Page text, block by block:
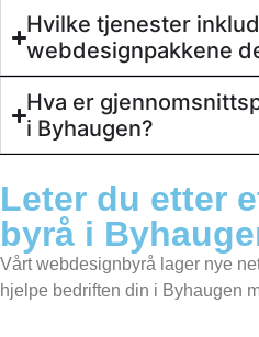
Hvilke tjenester
webdesignpakkene
Hva er
i Byhaugen?
Leter du etter
byrå i
Vårt webdesignbyrå lager nye
hjelpe bedriften din i Byhaugen